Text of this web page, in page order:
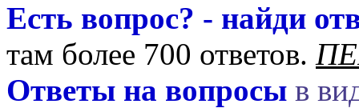
Есть вопрос? - найди
там более 700 ответов.
Ответы на вопросы в